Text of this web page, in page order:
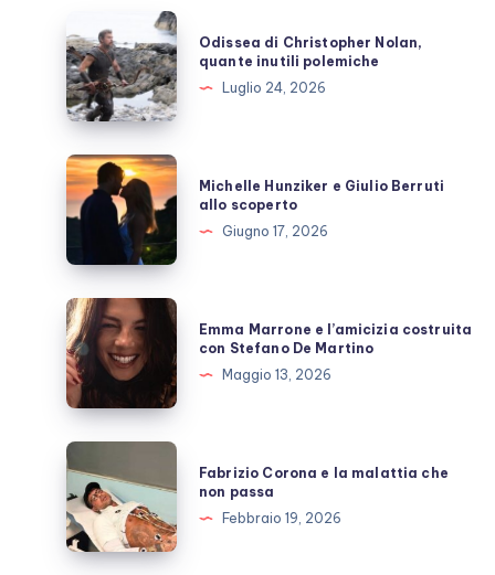
di
Christopher
Nolan,
quante
inutili
polemiche
Odissea di Christopher Nolan,
quante inutili polemiche
Luglio 24, 2026
Michelle
Hunziker
e
Berruti
allo
scoperto
Michelle Hunziker e Giulio Berruti
allo scoperto
Giugno 17, 2026
Emma
Marrone
e
l’amicizia
costruita
con
Stefano
De
Martino
Emma Marrone e l’amicizia costruita
con Stefano De Martino
Maggio 13, 2026
Fabrizio
Corona
e
la
malattia
Fabrizio Corona e la malattia che
non passa
Febbraio 19, 2026